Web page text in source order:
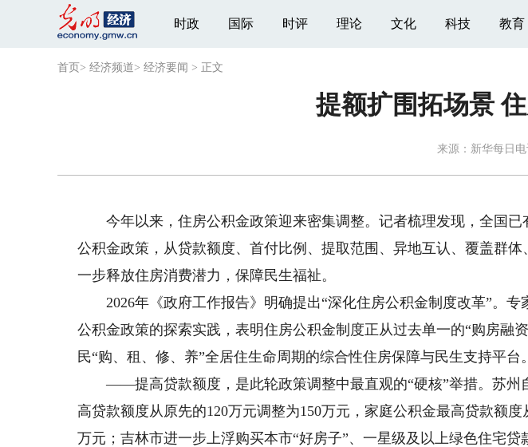
时政 国际 时评 理论 文化 科技 教育
首页 > 经济频道> 经济要闻 > 正文
提额扩围拓场景
来源： 新华每日
今年以来，住房公积金政策迎来密集调整。记者梳理发现，全国已
公积金政策，从贷款额度、首付比例、提取范围、异地互认、覆盖群
一步释放住房消费潜力，保障民生福祉。
2026年《政府工作报告》明确提出“深化住房公积金制度改革”。专
公积金政策的探索实践，表明住房公积金制度正从过去单一的“购房融
民“购、租、修、养”全居住生命周期的综合性住房保障与民生支持平台。
——提高贷款额度，是此轮政策调整中最直观的“硬核”举措。苏州
高贷款额度从原先的120万元调整为150万元，家庭公积金最高贷款额度
万元；吉林市进一步上浮购买本市“好房子”、一星级及以上绿色住宅贷